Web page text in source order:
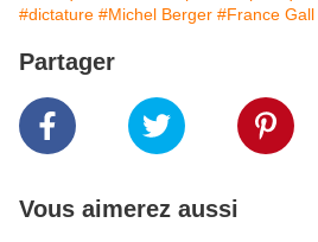
#dictature #Michel Berger #France Gall
Partager
Vous aimerez aussi